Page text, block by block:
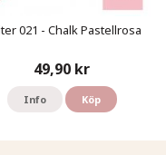
021 - Chalk Pastellrosa
49,90 kr
Info Köp